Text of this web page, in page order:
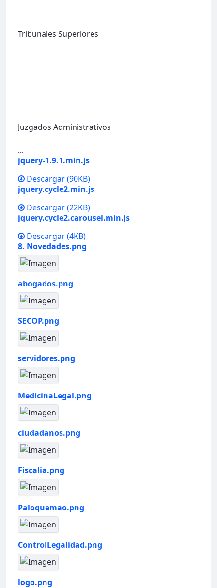
Tribunales Superiores
Juzgados Administrativos
...
jquery-1.9.1.min.js
Descargar(90KB)
jquery.cycle2.min.js
Descargar(22KB)
jquery.cycle2.carousel.min.js
Descargar(4KB)
8. Novedades.png
abogados.png
SECOP.png
servidores.png
MedicinaLegal.png
ciudadanos.png
Fiscalia.png
Paloquemao.png
ControlLegalidad.png
logo.png